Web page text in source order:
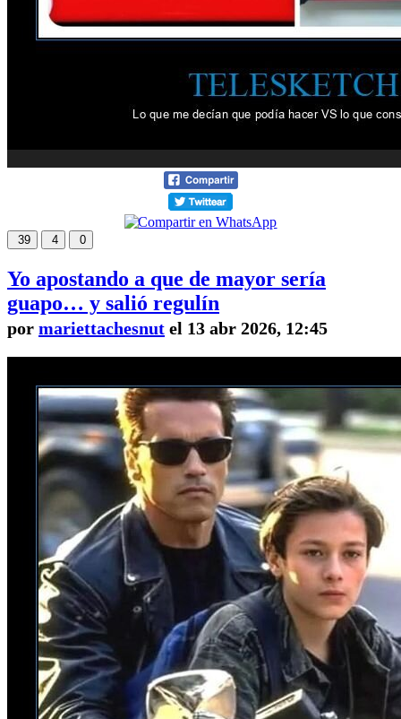
39 4 0
Yo apostando a que de mayor sería
guapo… y salió regulín
por mariettachesnut el 13 abr 2026, 12:45